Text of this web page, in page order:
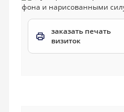
заказать печать
визиток